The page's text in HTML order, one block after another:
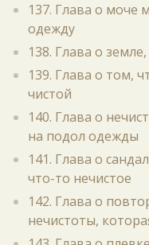
137. Глава о
одежду
138. Глава о
139. Глава о том,
чистой
140. Глава о
на подол одежды
141. Глава о
что-то нечистое
142. Глава о
нечистоты,